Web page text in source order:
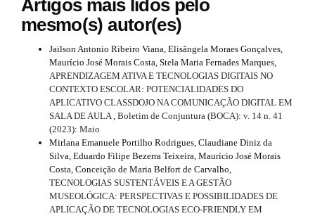
Artigos mais lidos pelo
mesmo(s) autor(es)
Jailson Antonio Ribeiro Viana, Elisângela Moraes Gonçalves,
Maurício José Morais Costa, Stela Maria Fernades Marques,
APRENDIZAGEM ATIVA E TECNOLOGIAS DIGITAIS NO
CONTEXTO ESCOLAR: POTENCIALIDADES DO
APLICATIVO CLASSDOJO NA COMUNICAÇÃO DIGITAL EM
SALA DE AULA Boletim de Conjuntura (BOCA): v. 14 n. 41
(2023): Maio
Mirlana Emanuele Portilho Rodrigues, Claudiane Diniz da
Silva, Eduardo Filipe Bezerra Teixeira, Maurício José Morais
Costa, Conceição de Maria Belfort de Carvalho,
TECNOLOGIAS SUSTENTÁVEIS E A GESTÃO
MUSEOLÓGICA: PERSPECTIVAS E POSSIBILIDADES DE
APLICAÇÃO DE TECNOLOGIAS ECO-FRIENDLY EM